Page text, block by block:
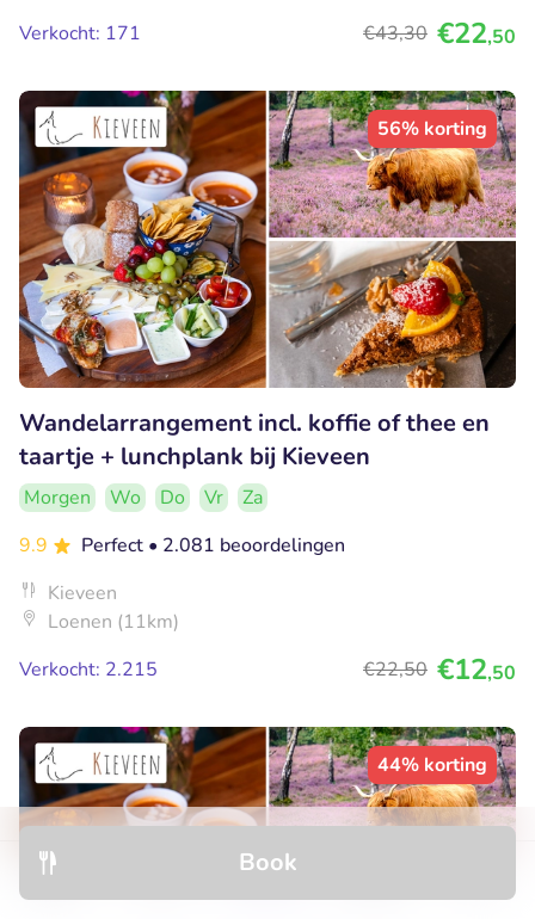
Book
Verkocht: 171
€43,30 €22,50
56% korting
Wandelarrangement incl. koffie of thee en
taartje + lunchplank bij Kieveen
Morgen Wo Do Vr
Za
9.9
Perfect • 2.081 beoordelingen
Kieveen
Loenen (11km)
Verkocht: 2.215
€22,50 €12,50
44% korting